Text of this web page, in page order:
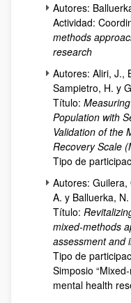
Autores:
Actividad:
methods
research
Autores: Aliri, J.,
Sampietro, H. y
Título:
Population with
Validation of the
Recovery Scale
Tipo de
Autores:
A. y Balluerka, N.
Título:
mixed-methods
assessment and
Tipo de
Simposio
mental health